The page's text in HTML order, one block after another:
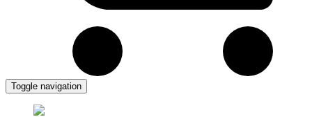
Toggle navigation